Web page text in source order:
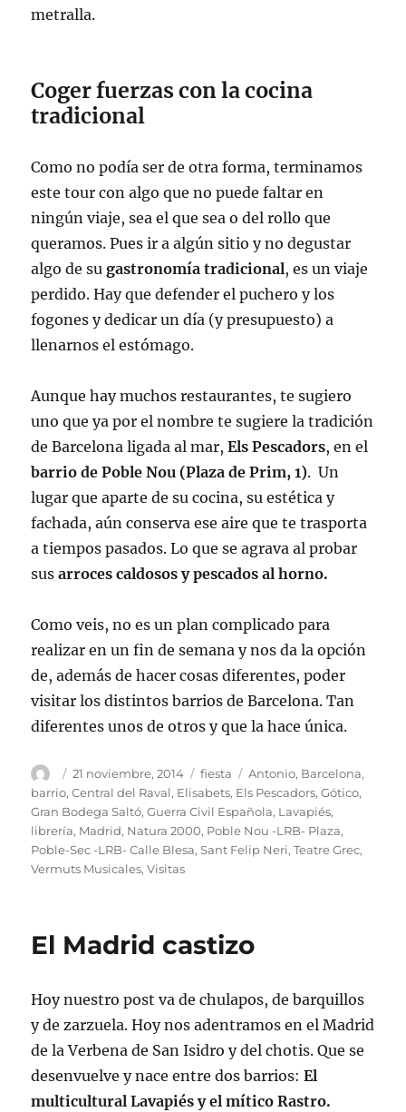
metralla.
Coger fuerzas con la cocina
tradicional
Como no podía ser de otra forma, terminamos
este tour con algo que no puede faltar en
ningún viaje, sea el que sea o del rollo que
queramos. Pues ir a algún sitio y no degustar
algo de sugastronomía tradicional, es un viaje
perdido. Hay que defender el puchero y los
fogones y dedicar un día (y presupuesto) a
llenarnos el estómago.
Aunque hay muchos restaurantes, te sugiero
uno que ya por el nombre te sugiere la tradición
de Barcelona ligada al mar, Els Pescadors, en el
barrio de Poble Nou (Plaza de Prim, 1). Un
lugar que aparte de su cocina, su estética y
fachada, aún conserva ese aire que te trasporta
a tiempos pasados. Lo que se agrava al probar
sus arroces caldosos y pescados al horno.
Como veis, no es un plan complicado para
realizar en un fin de semana y nos da la opción
de, además de hacer cosas diferentes, poder
visitar los distintos barrios de Barcelona. Tan
diferentes unos de otros y que la hace única.
Autor
Publicado
el
21 noviembre, 2014 Categorías
fiesta Etiquetas
Antonio, Barcelona,
barrio,Central del Raval, Elisabets, Els Pescadors,Gótico,
Gran Bodega Saltó,Guerra Civil Española, Lavapiés,
librería, Madrid, Natura 2000, Poble Nou -LRB- Plaza,
Poble-Sec -LRB- Calle Blesa,Sant Felip Neri,Teatre Grec,
Vermuts Musicales,Visitas
El Madrid castizo
Hoy nuestro post va de chulapos, de barquillos
y de zarzuela. Hoy nos adentramos en el Madrid
de la Verbena de San Isidro y del chotis. Que se
desenvuelve y nace entre dos barrios: El
multicultural Lavapiés y el mítico Rastro.